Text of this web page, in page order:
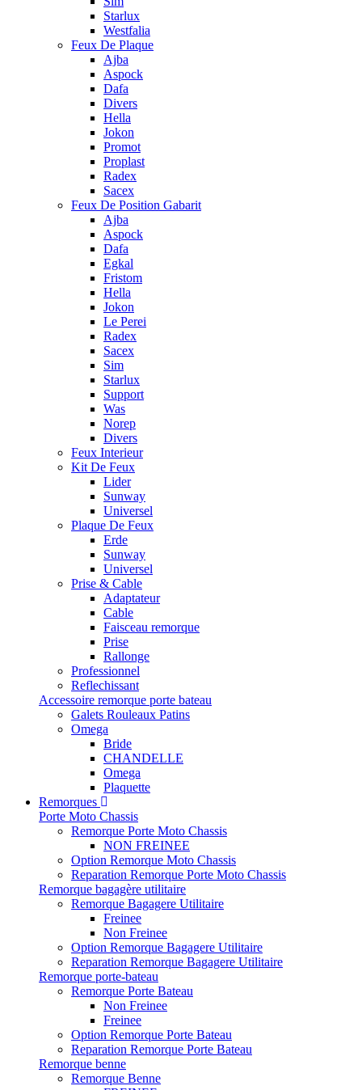
Starlux
Westfalia
Feux De Plaque
Ajba
Aspock
Dafa
Divers
Hella
Jokon
Promot
Proplast
Radex
Sacex
Feux De Position Gabarit
Ajba
Aspock
Dafa
Egkal
Fristom
Hella
Jokon
Le Perei
Radex
Sacex
Sim
Starlux
Support
Was
Norep
Divers
Feux Interieur
Kit De Feux
Lider
Sunway
Universel
Plaque De Feux
Erde
Sunway
Universel
Prise & Cable
Adaptateur
Cable
Faisceau remorque
Prise
Rallonge
Professionnel
Reflechissant
Accessoire remorque porte bateau
Galets Rouleaux Patins
Omega
Bride
CHANDELLE
Omega
Plaquette
Remorques
Porte Moto Chassis
Remorque Porte Moto Chassis
NON FREINEE
Option Remorque Moto Chassis
Reparation Remorque Porte Moto Chassis
Remorque bagagère utilitaire
Remorque Bagagere Utilitaire
Freinee
Non Freinee
Option Remorque Bagagere Utilitaire
Reparation Remorque Bagagere Utilitaire
Remorque porte-bateau
Remorque Porte Bateau
Non Freinee
Freinee
Option Remorque Porte Bateau
Reparation Remorque Porte Bateau
Remorque benne
Remorque Benne